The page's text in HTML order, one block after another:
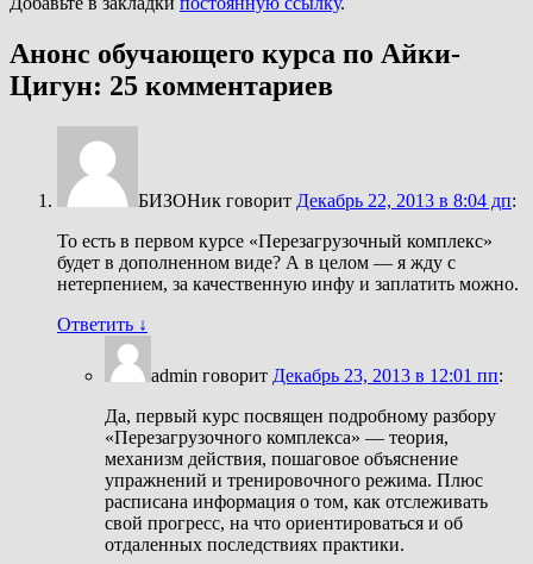
Анонс обучающего курса по Айки-
Цигун: 25 комментариев
БИЗОНик говорит Декабрь 22, 2013 в 8:04 дп:
То есть в первом курсе «Перезагрузочный комплекс»
будет в дополненном виде? А в целом — я жду с
нетерпением, за качественную инфу и заплатить можно.
Ответить ↓
admin говорит Декабрь 23, 2013 в 12:01 пп:
Да, первый курс посвящен подробному разбору
«Перезагрузочного комплекса» — теория,
механизм действия, пошаговое объяснение
упражнений и тренировочного режима. Плюс
расписана информация о том, как отслеживать
свой прогресс, на что ориентироваться и об
отдаленных последствиях практики.